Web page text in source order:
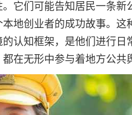
它们可能告知居民一条新
地创业者的成功故事。这
认知框架，是他们进行日
在无形中参与着地方公共